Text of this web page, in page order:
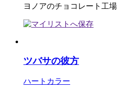
ヨノアのチョコレート工場
ツバサの彼方
ハートカラー